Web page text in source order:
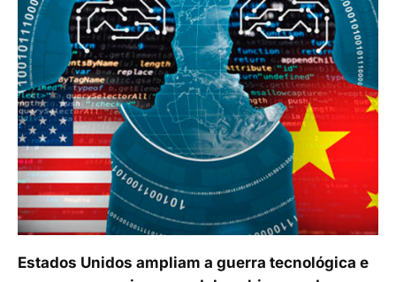
Estados Unidos ampliam a guerra tecnológica e